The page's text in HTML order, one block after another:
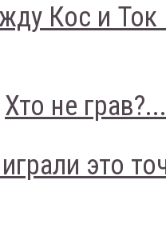
Кос и
Хто не грав?...
это